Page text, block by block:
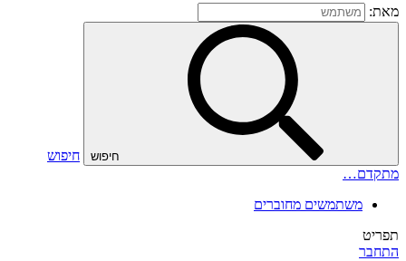
מאת:
חיפוש
חיפוש
מתקדם…
משתמשים מחוברים
תפריט
התחבר